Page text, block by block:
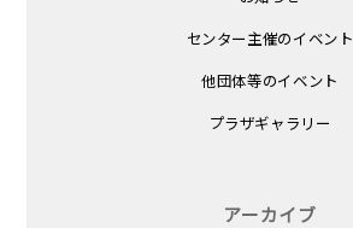
センター主催のイベント
他団体等のイベント
プラザギャラリー
アーカイブ